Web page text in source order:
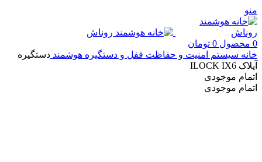
منو
0 محصول 0 تومان
خانه سیستم امنیت و حفاظت قفل و دستگیره هوشمند دستگیره
آیلاک ILOCK IX6
اتمام موجودی
اتمام موجودی